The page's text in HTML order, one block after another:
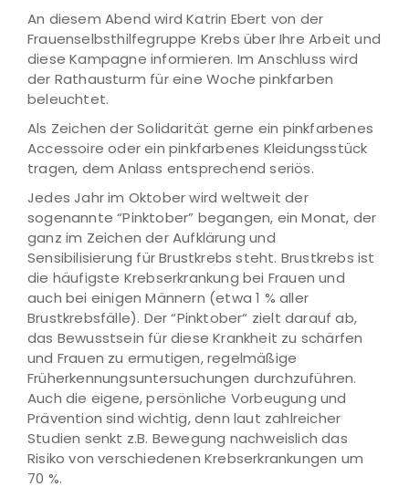
An diesem Abend wird Katrin Ebert von der
Frauenselbsthilfegruppe Krebs über Ihre Arbeit und
diese Kampagne informieren. Im Anschluss wird
der Rathausturm für eine Woche pinkfarben
beleuchtet.
Als Zeichen der Solidarität gerne ein pinkfarbenes
Accessoire oder ein pinkfarbenes Kleidungsstück
tragen, dem Anlass entsprechend seriös.
Jedes Jahr im Oktober wird weltweit der
sogenannte “Pinktober” begangen, ein Monat, der
ganz im Zeichen der Aufklärung und
Sensibilisierung für Brustkrebs steht. Brustkrebs ist
die häufigste Krebserkrankung bei Frauen und
auch bei einigen Männern (etwa 1 % aller
Brustkrebsfälle). Der “Pinktober“ zielt darauf ab,
das Bewusstsein für diese Krankheit zu schärfen
und Frauen zu ermutigen, regelmäßige
Früherkennungsuntersuchungen durchzuführen.
Auch die eigene, persönliche Vorbeugung und
Prävention sind wichtig, denn laut zahlreicher
Studien senkt z.B. Bewegung nachweislich das
Risiko von verschiedenen Krebserkrankungen um
70 %.